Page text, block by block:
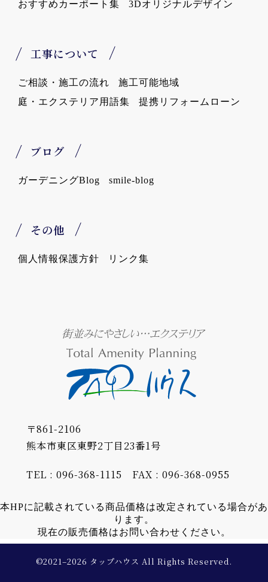
おすすめカーポート集
3Dオリジナルデザイン
工事について
ご相談・施工の流れ
施工可能地域
庭・エクステリア用語集
提携リフォームローン
ブログ
ガーデニングBlog smile-blog
その他
個人情報保護方針 リンク集
〒861-2106
熊本市東区東野2丁目23番1号
TEL : 096-368-1115 FAX : 096-368-0955
本HPに記載されている商品価格は改定されている場合があ
ります。
現在の販売価格はお問い合わせください。
©2021–2026 タップハウス All Rights Reserved.